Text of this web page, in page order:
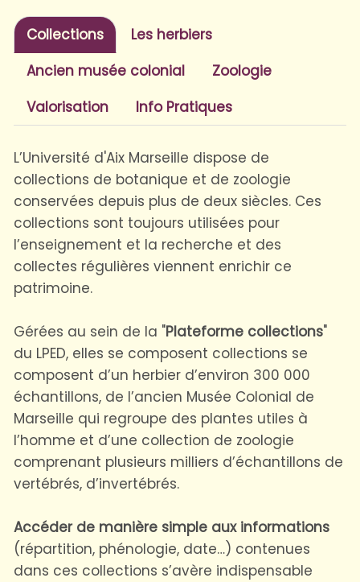
Collections
Les herbiers
Ancien musée colonial
Zoologie
Valorisation
Info Pratiques
L’Université d'Aix Marseille dispose de
collections de botanique et de zoologie
conservées depuis plus de deux siècles. Ces
collections sont toujours utilisées pour
l’enseignement et la recherche et des
collectes régulières viennent enrichir ce
patrimoine.
Gérées au sein de la "Plateforme collections"
du LPED, elles se composent collections se
composent d’un herbier d’environ 300 000
échantillons, de l’ancien Musée Colonial de
Marseille qui regroupe des plantes utiles à
l’homme et d’une collection de zoologie
comprenant plusieurs milliers d’échantillons de
vertébrés, d’invertébrés.
Accéder de manière simple aux informations
(répartition, phénologie, date…) contenues
dans ces collections s’avère indispensable